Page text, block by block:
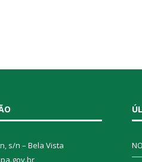
s/n – Bela Vista